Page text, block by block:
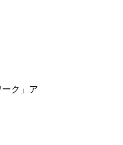
ク」ア